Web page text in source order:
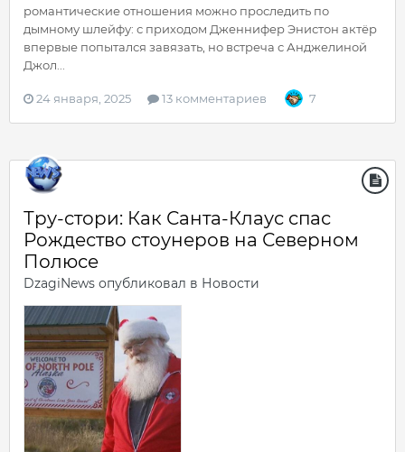
романтические отношения можно проследить по
дымному шлейфу: с приходом Дженнифер Энистон актёр
впервые попытался завязать, но встреча с Анджелиной
Джол...
24 января, 2025 13 комментариев 7
Тру-стори: Как Санта-Клаус спас
Рождество стоунеров на Северном
Полюсе
DzagiNews опубликовал в Новости